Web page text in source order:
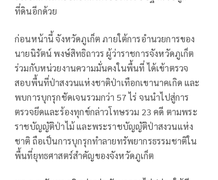
ที่ดินอีกด้วย
ก่อนหน้านี้ จังหวัดภูเก็ต ภายใต้การอำนวยการของ
นายนิรัตน์ พงษ์สิทธิถาวร ผู้ว่าราชการจังหวัดภูเก็ต
ร่วมกับหน่วยงานความมั่นคงในพื้นที่ ได้เข้าตรวจ
สอบพื้นที่ป่าสงวนแห่งชาติป่าเทือกเขานาคเกิด และ
พบการบุกรุกชัดเจนรวมกว่า 57 ไร่ จนนำไปสู่การ
ตรวจยึดและร้องทุกข์กล่าวโทษรวม 23 คดี ตามพระ
ราชบัญญัติป่าไม้ และพระราชบัญญัติป่าสงวนแห่ง
ชาติ ถือเป็นการบุกรุกทำลายทรัพยากรธรรมชาติใน
พื้นที่ยุทธศาสตร์สำคัญของจังหวัดภูเก็ต